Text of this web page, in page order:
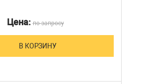
Цена:по запросу
В КОРЗИНУ